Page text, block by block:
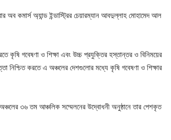
কমার্স অ্যান্ড ইন্ডাস্ট্রির চেয়ারম্যান আবদুল্লাহ মোহামেদ আল
কৃষি গবেষণা ও শিক্ষা এবং উচ্চ প্রযুক্তির হস্তান্তর ও বিনিময়ের
নিশ্চিত করতে এ অঞ্চলের দেশগুলোর মধ্যে কৃষি গবেষণা ও শিক্ষার
৩৬ তম আঞ্চলিক সম্মেলনের উদ্বোধনী অনুষ্ঠানে তার পেশকৃত